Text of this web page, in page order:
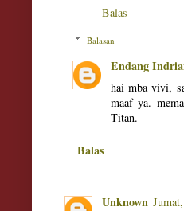
Balas
Balasan
Endang
hai mba vivi,
maaf ya.
Titan.
Balas
Unknown